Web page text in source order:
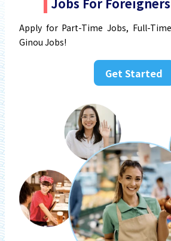
Apply for Part-Time Jobs, Full-
Ginou Jobs!
Get Started